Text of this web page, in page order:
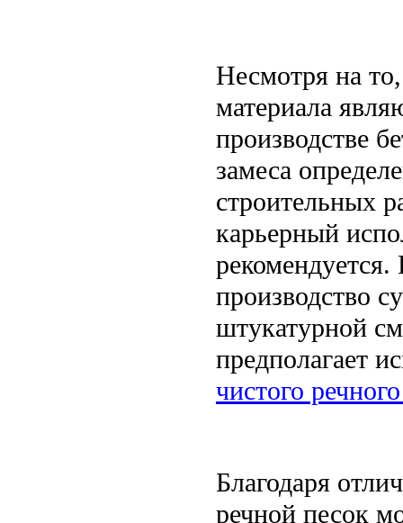
Несмотря на
материала
производстве
замеса
строительных
карьерный
производство
штукатурной
предполагает
чистого
Благодаря
речной песок